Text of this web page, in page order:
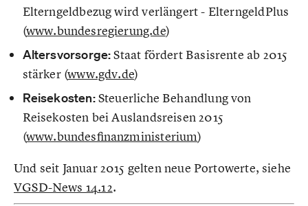
Elterngeldbezug wird verlängert - ElterngeldPlus
(www.bundesregierung.de)
Altersvorsorge:Staat fördert Basisrente ab 2015
stärker (www.gdv.de)
Reisekosten:Steuerliche Behandlung von
Reisekosten bei Auslandsreisen 2015
(www.bundesfinanzministerium)
Und seit Januar 2015 gelten neue Portowerte, siehe
VGSD-News 14.12.